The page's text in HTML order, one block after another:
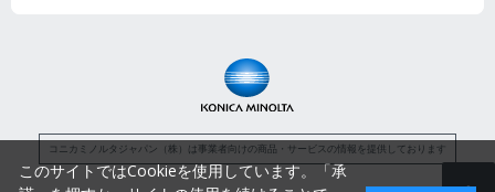
コニカミノルタジャパン（株）は事業者向けの商品・サービスの情報を提供しております
このサイトではCookieを使用しています。「承